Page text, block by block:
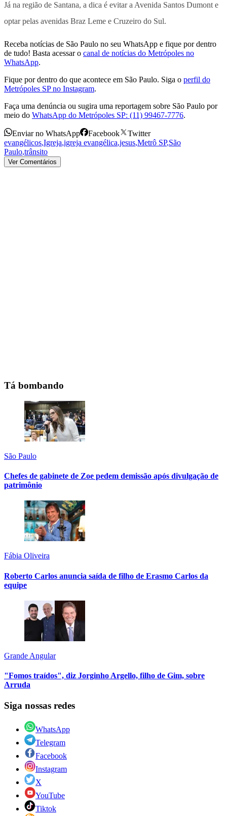
Já na região de Santana, a dica é evitar a Avenida Santos Dumont e
optar pelas avenidas Braz Leme e Cruzeiro do Sul.
Receba notícias de São Paulo no seu WhatsApp e fique por dentro
de tudo! Basta acessar o canal de notícias do Metrópoles no
WhatsApp.
Fique por dentro do que acontece em São Paulo. Siga o perfil do
Metrópoles SP no Instagram.
Faça uma denúncia ou sugira uma reportagem sobre São Paulo por
meio do WhatsApp do Metrópoles SP: (11) 99467-7776.
Enviar no WhatsApp Facebook
Twitter
evangélicos,Igreja,igreja evangélica,jesus,Metrô SP,São
Paulo,trânsito
Ver Comentários
Tá bombando
São Paulo
Chefes de gabinete de Zoe pedem demissão após divulgação de
patrimônio
Fábia Oliveira
Roberto Carlos anuncia saída de filho de Erasmo Carlos da
equipe
Grande Angular
"Fomos traídos", diz Jorginho Argello, filho de Gim, sobre
Arruda
Siga nossas redes
WhatsApp
Telegram
Facebook
Instagram
X
YouTube
Tiktok